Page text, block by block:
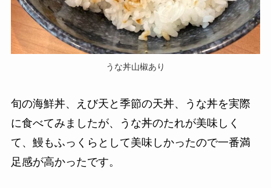
うな丼山椒あり
旬の海鮮丼、えび天と季節の天丼、うな丼を実際
に食べてみましたが、うな丼のたれが美味しく
て、鰻もふっくらとして美味しかったので一番満
足感が高かったです。